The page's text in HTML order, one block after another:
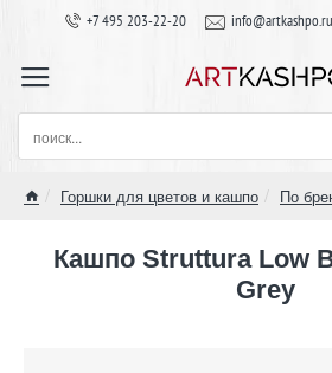
+7 495 203-22-20 info@artkashpo.ru
поиск...
Горшки для цветов и кашпо По
Кашпо Struttura Low
Grey